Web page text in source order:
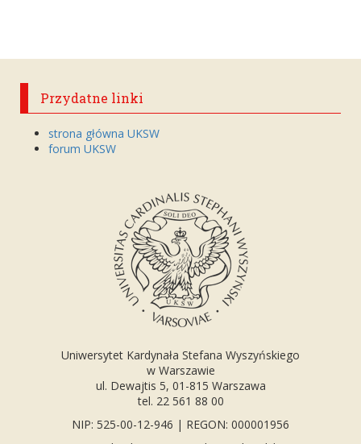
Przydatne linki
strona główna UKSW
forum UKSW
Uniwersytet Kardynała Stefana Wyszyńskiego
w Warszawie
ul. Dewajtis 5, 01-815 Warszawa
tel. 22 561 88 00
NIP: 525-00-12-946 | REGON: 000001956